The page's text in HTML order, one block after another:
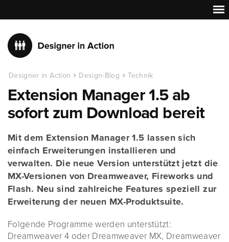
Designer in Action Design-Blog Technik
Extension Manager 1.5 ab
sofort zum Download bereit
Mit dem Extension Manager 1.5 lassen sich
einfach Erweiterungen installieren und
verwalten. Die neue Version unterstützt jetzt die
MX-Versionen von Dreamweaver, Fireworks und
Flash. Neu sind zahlreiche Features speziell zur
Erweiterung der neuen MX-Produktsuite.
Folgende Programme werden unterstützt:
Dreamweaver 4 oder Dreamweaver MX, Dreamweaver